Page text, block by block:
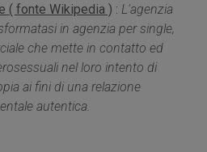
( fonte Wikipedia ) : L'agenzia
in agenzia per single,
che mette in contatto ed
nel loro intento di
ai fini di una relazione
autentica.